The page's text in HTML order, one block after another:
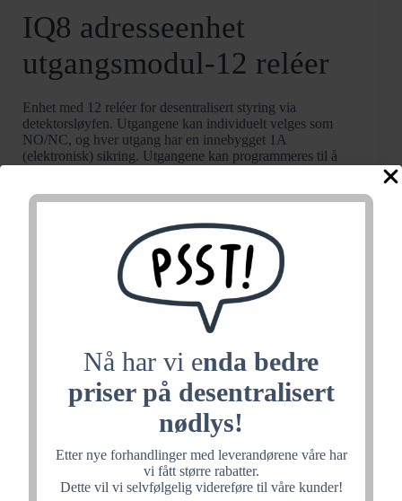
Nå har vi enda bedre
priser på desentralisert
nødlys!
Etter nye forhandlinger med leverandørene våre har
vi fått større rabatter.
Dette vil vi selvfølgelig videreføre til våre kunder!
IQ8 adresseenhet
utgangsmodul-12 reléer
Enhet med 12 reléer for desentralisert styring via
detektorsløyfen. Utgangene kan individuelt velges som
NO/NC, og hver utgang har en innebygget 1A
(elektronisk) sikring. Utgangene kan programmeres til å
pulsere. Ved pulsering vil ikke utgangen være synkronisert
med andre pulserende utganger. Enheten er sløyfedrevet
og behøver ikke eksternt tilført 24V DC for å drive
reléene, men kan tilkobles 24V DC for distribusjon
gjennom enheten. Ved distribusjon av 24V DC gjennom
enheten kan tilført spenning overvåkes, maksimal
belastning av tilført og distribuert 24V DC gjennom
enheten er 3A. Dersom 24V DC ikke distribueres
gjennom enheten, kan hver reléutgang belastes med 1A.
Maksimalt antall programmerbare utganger på én DA
modul er 256. Leveres uten kapsling (benytt kapsling
art.nr. 788650.10).
Strømforbruk: <3mA (NO kontakt)
Styres av: Detektorsløyfa
Maks relestrøm/spenning: 36V DC/1A
Relekontakter: 1A/30V AC/DC